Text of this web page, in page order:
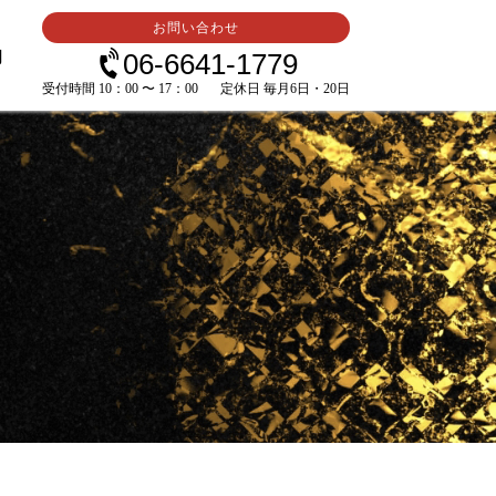
お問い合わせ
06-6641-1779
受付時間 10：00 〜 17：00 定休日 毎月6日・20日